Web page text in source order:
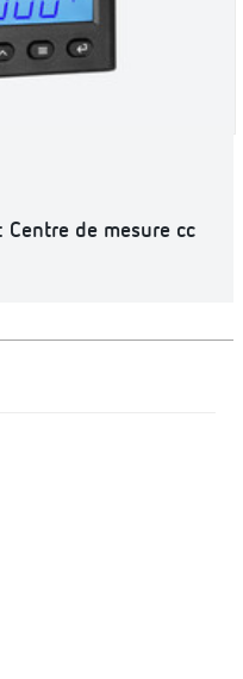
de mesure cc